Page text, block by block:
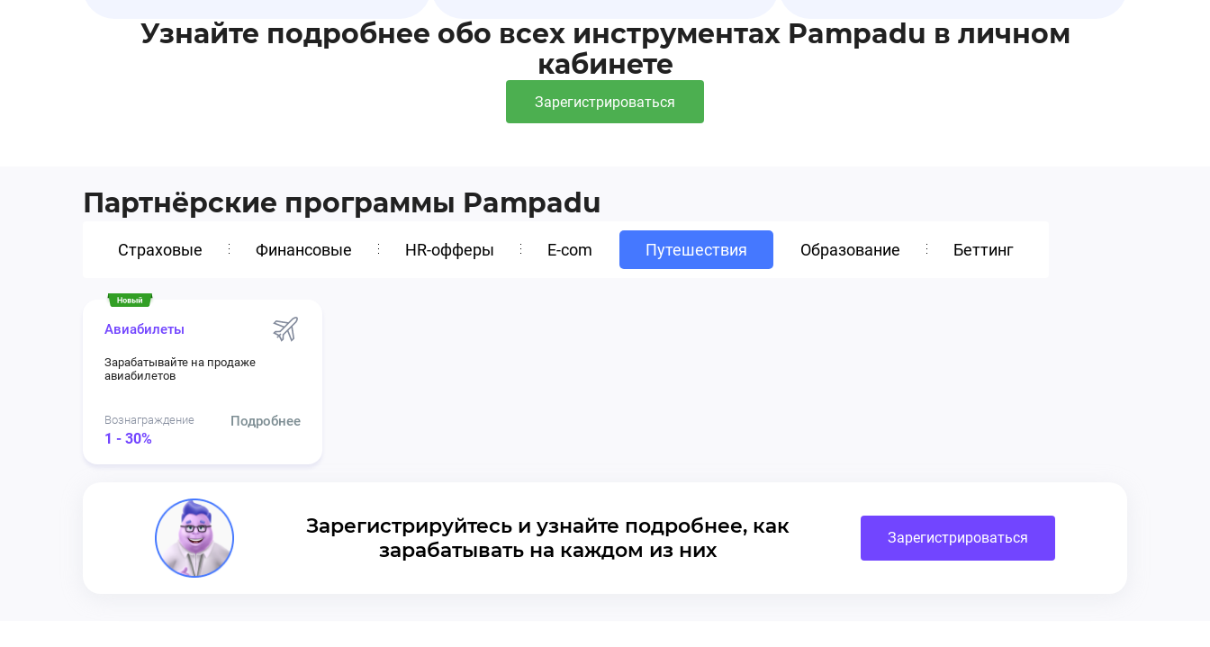
Узнайте подробнее обо всех инструментах Pampadu в личном
кабинете
Зарегистрироваться
Партнёрские программы Pampadu
Страховые Финансовые HR-офферы E-com Путешествия Образование Беттинг
Авиабилеты
Зарабатывайте на продаже
авиабилетов
Вознаграждение
1 - 30%
Подробнее
Зарегистрируйтесь и узнайте подробнее, как
зарабатывать на каждом из них
Зарегистрироваться